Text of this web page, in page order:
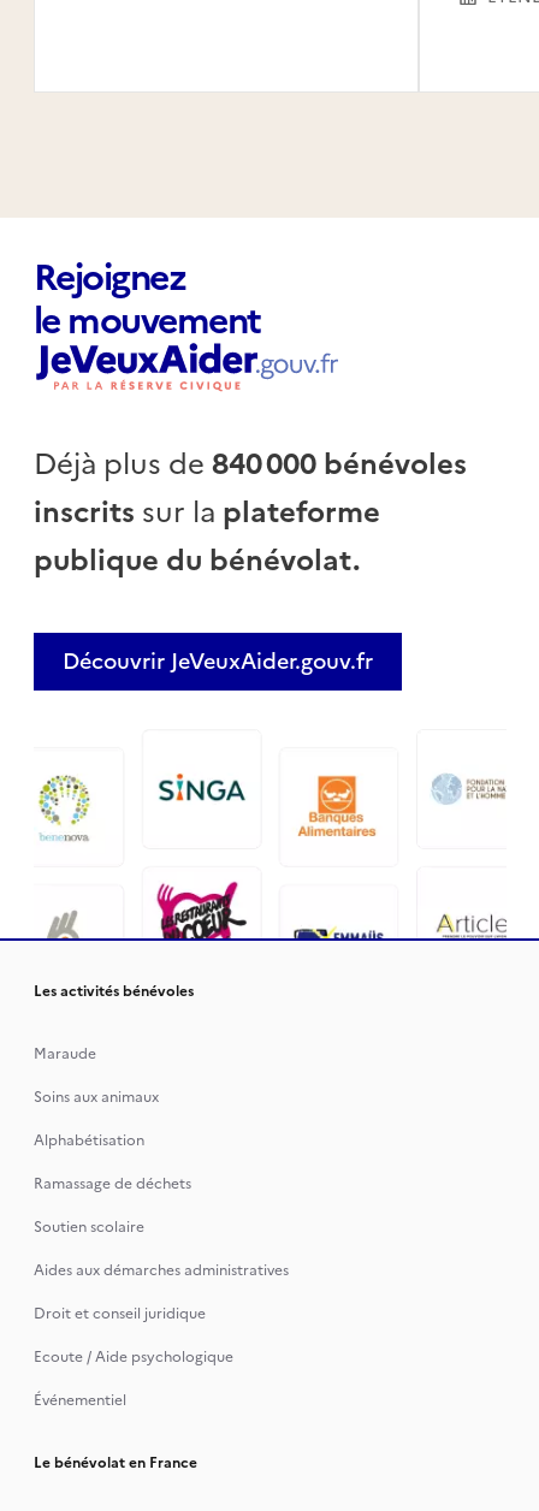
Rejoignez
le mouvement
Déjà plus de840 000 bénévoles
inscrits sur la plateforme
publique du bénévolat.
Découvrir JeVeuxAider.gouv.fr
Les activités bénévoles
Maraude
Soins aux animaux
Alphabétisation
Ramassage de déchets
Soutien scolaire
Aides aux démarches administratives
Droit et conseil juridique
Ecoute / Aide psychologique
Événementiel
Le bénévolat en France